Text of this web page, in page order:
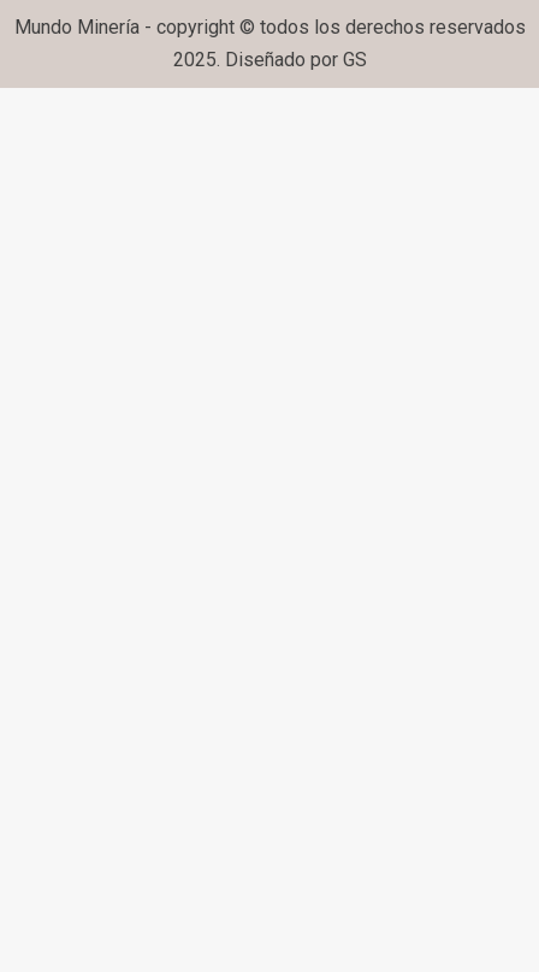
Mundo Minería - copyright © todos los derechos reservados
2025. Diseñado por GS